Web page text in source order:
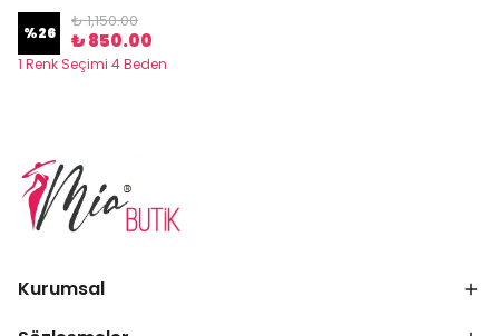
%26
₺ 1,150.00
₺ 850.00
1 Renk Seçimi 4 Beden
Kurumsal